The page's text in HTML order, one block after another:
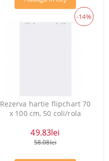
Rezerva hartie flipchart 70
x 100 cm, 50 coli/rola
-14%
49.83lei
58.08lei